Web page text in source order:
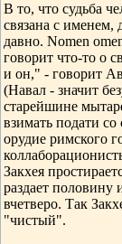
В то, что судьба
связана с
давно. Nomen
говорит что-то о
и он," - говорит
(Навал - значит
старейшине
взимать подати
орудие римского
Закхея
раздает половину
вчетверо. Так
"чистый".